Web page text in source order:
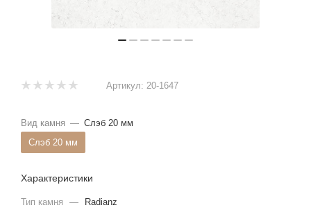
Артикул: 20-1647
Вид камня — Слэб 20 мм
Слэб 20 мм
Характеристики
Тип камня —
Radianz